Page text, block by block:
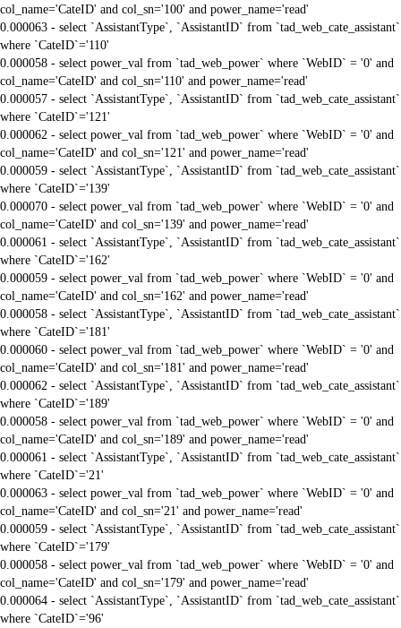
col_name='CateID' and col_sn='100' and power_name='read'
0.000063 - select `AssistantType`, `AssistantID` from `tad_web_cate_assistant`
where `CateID`='110'
0.000058 - select power_val from `tad_web_power` where `WebID` = '0' and
col_name='CateID' and col_sn='110' and power_name='read'
0.000057 - select `AssistantType`, `AssistantID` from `tad_web_cate_assistant`
where `CateID`='121'
0.000062 - select power_val from `tad_web_power` where `WebID` = '0' and
col_name='CateID' and col_sn='121' and power_name='read'
0.000059 - select `AssistantType`, `AssistantID` from `tad_web_cate_assistant`
where `CateID`='139'
0.000070 - select power_val from `tad_web_power` where `WebID` = '0' and
col_name='CateID' and col_sn='139' and power_name='read'
0.000061 - select `AssistantType`, `AssistantID` from `tad_web_cate_assistant`
where `CateID`='162'
0.000059 - select power_val from `tad_web_power` where `WebID` = '0' and
col_name='CateID' and col_sn='162' and power_name='read'
0.000058 - select `AssistantType`, `AssistantID` from `tad_web_cate_assistant`
where `CateID`='181'
0.000060 - select power_val from `tad_web_power` where `WebID` = '0' and
col_name='CateID' and col_sn='181' and power_name='read'
0.000062 - select `AssistantType`, `AssistantID` from `tad_web_cate_assistant`
where `CateID`='189'
0.000058 - select power_val from `tad_web_power` where `WebID` = '0' and
col_name='CateID' and col_sn='189' and power_name='read'
0.000061 - select `AssistantType`, `AssistantID` from `tad_web_cate_assistant`
where `CateID`='21'
0.000063 - select power_val from `tad_web_power` where `WebID` = '0' and
col_name='CateID' and col_sn='21' and power_name='read'
0.000059 - select `AssistantType`, `AssistantID` from `tad_web_cate_assistant`
where `CateID`='179'
0.000058 - select power_val from `tad_web_power` where `WebID` = '0' and
col_name='CateID' and col_sn='179' and power_name='read'
0.000064 - select `AssistantType`, `AssistantID` from `tad_web_cate_assistant`
where `CateID`='96'